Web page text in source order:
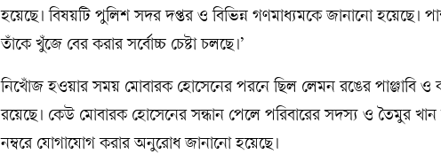
হয়েছে। বিষয়টি পুলিশ সদর দপ্তর ও বিভিন্ন গণমাধ্যমকে জানানো হয়েছে।
তাঁকে খুঁজে বের করার সর্বোচ্চ চেষ্টা চলছে।’
নিখোঁজ হওয়ার সময় মোবারক হোসেনের পরনে ছিল লেমন রঙের পাঞ্জাবি ও
রয়েছে। কেউ মোবারক হোসেনের সন্ধান পেলে পরিবারের সদস্য ও তৈমুর
নম্বরে যোগাযোগ করার অনুরোধ জানানো হয়েছে।